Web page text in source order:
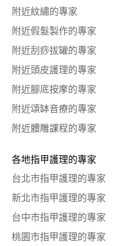
附近紋繡的專家
附近假髮製作的專家
附近刮痧拔罐的專家
附近頭皮護理的專家
附近腳底按摩的專家
附近頌缽音療的專家
附近體雕課程的專家
各地指甲護理的專家
台北市指甲護理的專家
新北市指甲護理的專家
台中市指甲護理的專家
桃園市指甲護理的專家